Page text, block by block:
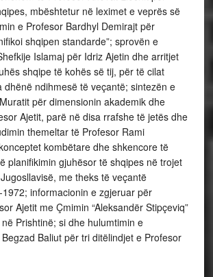
mbështetur në leximet e veprës së
e Profesor Bardhyl Demirajt për
shqipen standarde”; sprovën e
Islamaj për Idriz Ajetin dhe arritjet
shqipe të kohës së tij, për të cilat
dhënë ndihmesë të veçantë; sintezën e
për dimensionin akademik dhe
Ajetit, parë në disa rrafshe të jetës dhe
themeltar të Profesor Rami
kombëtare dhe shkencore të
planifikimin gjuhësor të shqipes në trojet
me theks të veçantë
informacionin e zgjeruar për
Ajetit me Çmimin “Aleksandër Stipçeviq”
Prishtinë; si dhe hulumtimin e
Baliut për tri ditëlindjet e Profesor